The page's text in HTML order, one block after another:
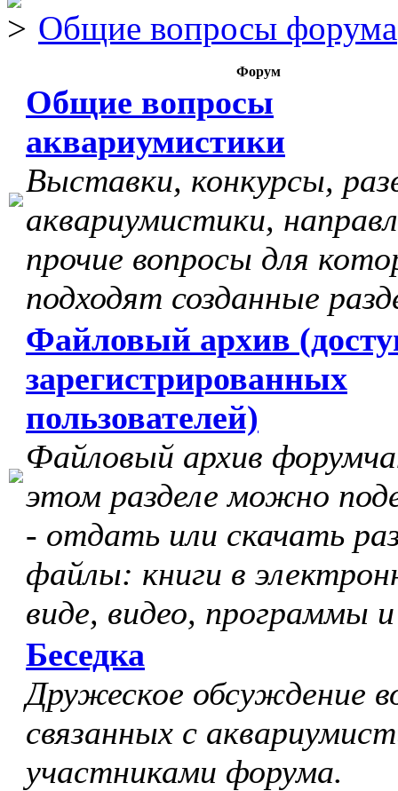
Общие вопросы форума
Форум
Общие вопросы
аквариумистики
Выставки, конкурсы,
аквариумистики,
прочие вопросы для
подходят созданные
Файловый архив
зарегистрированных
пользователей)
Файловый архив
этом разделе можно
- отдать или скачать
файлы: книги в
виде, видео, программы
Беседка
Дружеское обсуждение
связанных с
участниками форума.